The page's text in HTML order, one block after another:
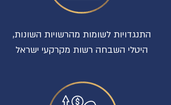
התנגדויות לשומות מהרשויות השונות,
היטלי השבחה רשות מקרקעי ישראל